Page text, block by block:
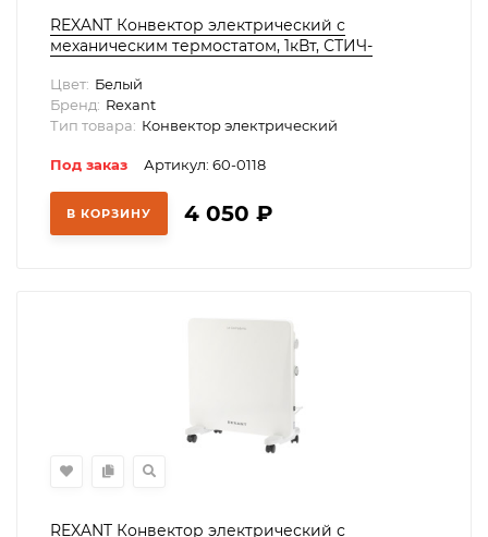
REXANT Конвектор электрический с
механическим термостатом, 1кВт, СТИЧ-
Цвет: Белый
Бренд: Rexant
Тип товара: Конвектор электрический
Под заказ Артикул: 60-0118
В КОРЗИНУ 4 050 ₽
REXANT Конвектор электрический с